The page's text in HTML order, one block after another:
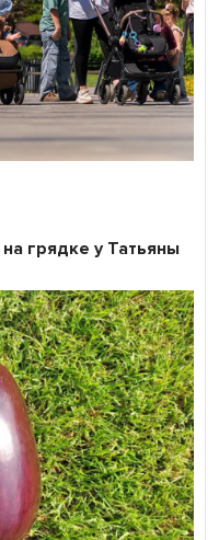
грядке у Татьяны